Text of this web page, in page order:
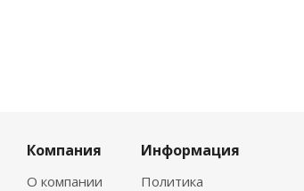
Компания
О компании
Информация
Политика